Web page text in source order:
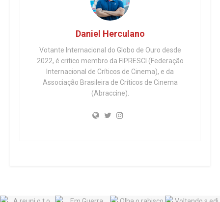
Daniel Herculano
Votante Internacional do Globo de Ouro desde
2022, é critico membro da FIPRESCI (Federação
Internacional de Críticos de Cinema), e da
Associação Brasileira de Críticos de Cinema
(Abraccine).